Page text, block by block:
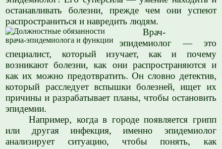
останавливать болезни, прежде чем они успеют
распространиться и навредить людям.
Врач-
эпидемиолог — это
специалист, который изучает, как и почему
возникают болезни, как они распространяются и
как их можно предотвратить. Он словно детектив,
который расследует вспышки болезней, ищет их
причины и разрабатывает планы, чтобы остановить
эпидемии.
Например, когда в городе появляется грипп
или другая инфекция, именно эпидемиолог
анализирует ситуацию, чтобы понять, как